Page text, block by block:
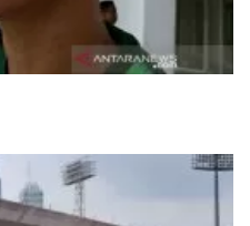
kebugaran Nadeo